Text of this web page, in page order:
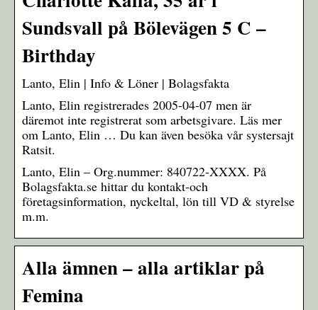
Sundsvall på Bölevägen 5 C –
Birthday
Lanto, Elin | Info & Löner | Bolagsfakta
Lanto, Elin registrerades 2005-04-07 men är
däremot inte registrerat som arbetsgivare. Läs mer
om Lanto, Elin … Du kan även besöka vår systersajt
Ratsit.
Lanto, Elin – Org.nummer: 840722-XXXX. På
Bolagsfakta.se hittar du kontakt-och
företagsinformation, nyckeltal, lön till VD & styrelse
m.m.
Alla ämnen – alla artiklar på
Femina